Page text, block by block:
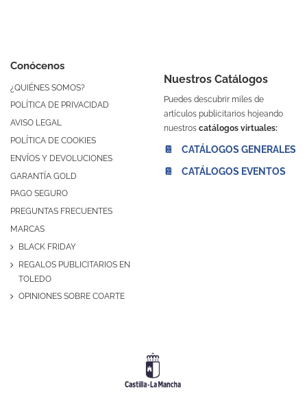
Conócenos
¿QUIÉNES SOMOS?
POLÍTICA DE PRIVACIDAD
AVISO LEGAL
POLÍTICA DE COOKIES
ENVÍOS Y DEVOLUCIONES
GARANTÍA GOLD
PAGO SEGURO
PREGUNTAS FRECUENTES
MARCAS
BLACK FRIDAY
REGALOS PUBLICITARIOS EN
TOLEDO
OPINIONES SOBRE COARTE
Nuestros Catálogos
Puedes descubrir miles de
artículos publicitarios hojeando
nuestros catálogos virtuales:
📔 CATÁLOGOS GENERALES
📔 CATÁLOGOS EVENTOS